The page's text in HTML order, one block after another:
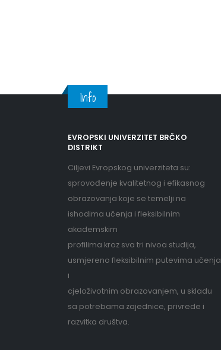
Info
EVROPSKI UNIVERZITET BRČKO
DISTRIKT
Ciljevi Evropskog univerziteta su:
sprovođenje kvalitetnog i efikasnog
obrazovanja koje se temelji na
ishodima učenja i fleksibilnim
akademskim
profilima kroz sva tri nivoa studija,
usmjereno fleksibilnim putevima učenja
i
cjeloživotnim obrazovanjem, u skladu
sa potrebama zajednice, privrede i
razvitka društva.